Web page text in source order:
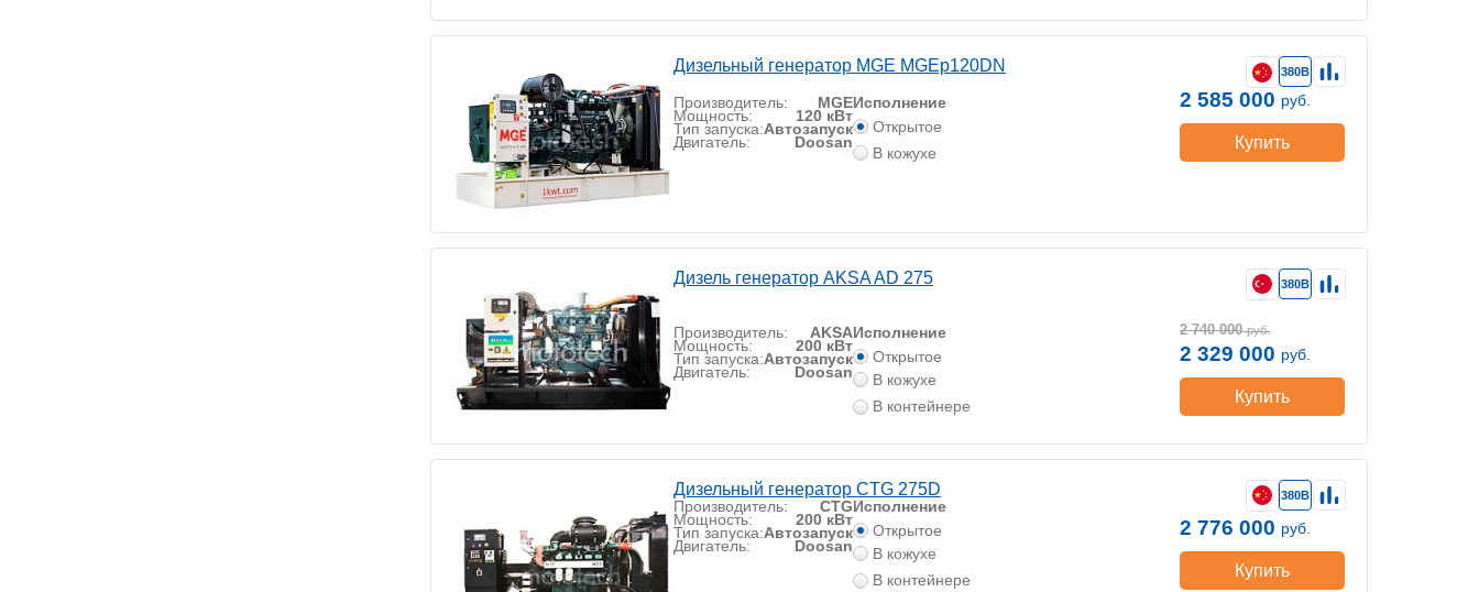
Дизельный генератор MGE MGEp120DN
Производитель: MGE
Мощность: 120 кВт
Тип запуска:Автозапуск
Двигатель: Doosan
Исполнение
Открытое
В кожухе
380В
2 585 000 руб.
Купить
Дизель генератор AKSA AD 275
Производитель: AKSA
Мощность: 200 кВт
Тип запуска:Автозапуск
Двигатель: Doosan
Исполнение
Открытое
В кожухе
В контейнере
380В
2 740 000 руб.
2 329 000 руб.
Купить
Дизельный генератор CTG 275D
Производитель: CTG
Мощность: 200 кВт
Тип запуска:Автозапуск
Двигатель: Doosan
Исполнение
Открытое
В кожухе
В контейнере
380В
2 776 000 руб.
Купить